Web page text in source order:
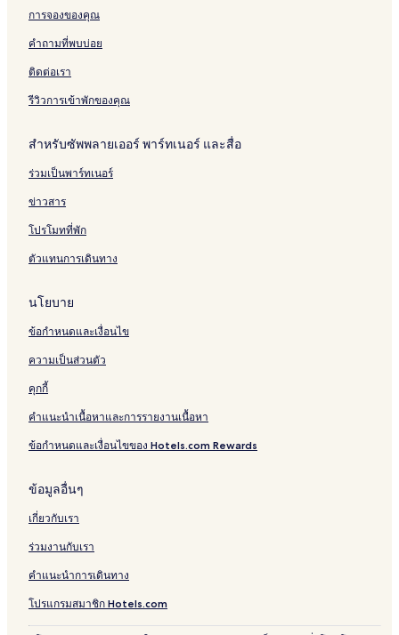
โรงแรมมีฟิตเนสใน อยุธยา
โรงแรม กบเจา
โรงแรมสำหรับครอบครัวใน อยุธยา
โรงแรม ผักไห่
โรงแรมใกล้ วัดหน้าพระเมรุ
โรงแรม ตําบลโผงเผง
โรงแรม สําเภาล่ม
โรงแรมใกล้ วัดพระราม
โฮสเทล ใน อยุธยา
โรงแรม 3 ดาวใน อยุธยา
โรงแรมมีที่จอดรถใน อยุธยา
โรงแรม บ้านโคกมะนาว
โรงแรมใกล้ วิหารพระมงคลบพิตร
โรงแรม บางปะอิน
โรงแรมใกล้ วัดพระศรีสรรเพชญ์
โรงแรม ลําตาเสา
โรงแรม พุทเลา
โรงแรมใกล้ สถานีรถไฟอยุธยา
โรงแรม ตําบลบางปะหัน
โรงแรม เสนา
โรงแรม มหาพราหมณ์
การจองของคุณ
คำถามที่พบบ่อย
ติดต่อเรา
รีวิวการเข้าพักของคุณ
สำหรับซัพพลายเออร์ พาร์ทเนอร์ และสื่อ
ร่วมเป็นพาร์ทเนอร์
ข่าวสาร
โปรโมทที่พัก
ตัวแทนการเดินทาง
นโยบาย
ข้อกำหนดและเงื่อนไข
ความเป็นส่วนตัว
คุกกี้
คำแนะนำเนื้อหาและการรายงานเนื้อหา
ข้อกำหนดและเงื่อนไขของ Hotels.com Rewards
ข้อมูลอื่นๆ
เกี่ยวกับเรา
ร่วมงานกับเรา
คำแนะนำการเดินทาง
โปรแกรมสมาชิก Hotels.com